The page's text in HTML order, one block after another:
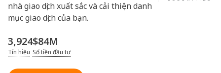
nhà giao dịch xuất sắc và cải thiện danh
mục giao dịch của bạn.
3,924
Tín hiệu
$84M
Số tiền đầu tư